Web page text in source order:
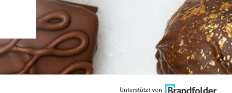
Unterstützt von